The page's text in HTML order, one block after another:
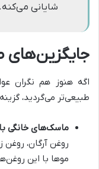
شایانی می‌کنه.
جایگزین‌های
اگه هنوز هم نگران
طبیعی‌تر می‌گردید،
ماسک‌های خانگی
روغن آرگان، روغن
موها با این